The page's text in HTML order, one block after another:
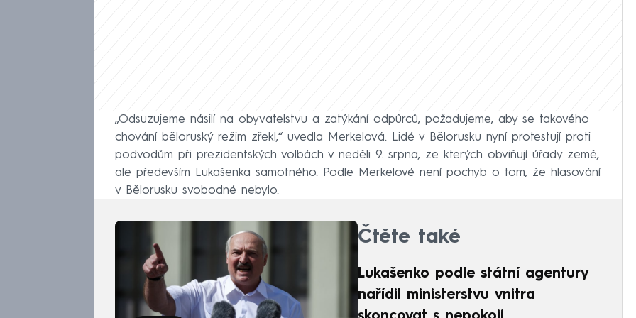
„Odsuzujeme násilí na obyvatelstvu a zatýkání odpůrců, požadujeme, aby se takového
chování běloruský režim zřekl,“ uvedla Merkelová. Lidé v Bělorusku nyní protestují proti
podvodům při prezidentských volbách v neděli 9. srpna, ze kterých obviňují úřady země,
ale především Lukašenka samotného. Podle Merkelové není pochyb o tom, že hlasování
v Bělorusku svobodné nebylo.
Čtěte také
Lukašenko podle státní agentury
nařídil ministerstvu vnitra